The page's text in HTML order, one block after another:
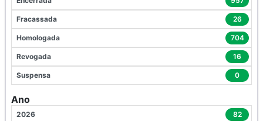
Fracassada 26
Homologada 704
Revogada 16
Suspensa 0
Ano
2026 82